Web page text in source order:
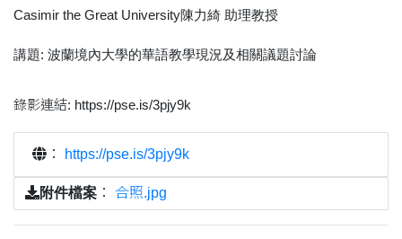
Casimir the Great University陳力綺 助理教授
講題: 波蘭境內大學的華語教學現況及相關議題討論
錄影連結: https://pse.is/3pjy9k
： https://pse.is/3pjy9k
附件檔案 ： 合照.jpg